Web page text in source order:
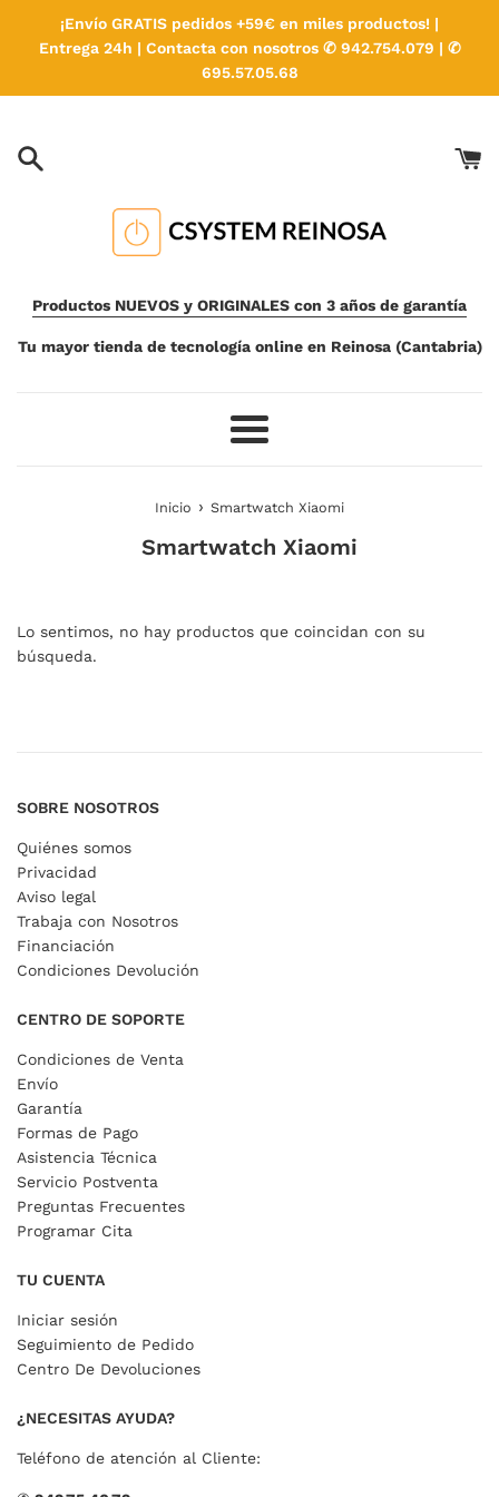
directamente
¡Envío GRATIS pedidos +59€ en miles productos! |
Entrega 24h | Contacta con nosotros ✆ 942.754.079 | ✆
695.57.05.68
Productos NUEVOS y ORIGINALES con 3 años de garantía
Tu mayor tienda de tecnología online en Reinosa (Cantabria)
Más
Inicio › Smartwatch Xiaomi
Smartwatch Xiaomi
Lo sentimos, no hay productos que coincidan con su
búsqueda.
SOBRE NOSOTROS
Quiénes somos
Privacidad
Aviso legal
Trabaja con Nosotros
Financiación
Condiciones Devolución
CENTRO DE SOPORTE
Condiciones de Venta
Envío
Garantía
Formas de Pago
Asistencia Técnica
Servicio Postventa
Preguntas Frecuentes
Programar Cita
TU CUENTA
Iniciar sesión
Seguimiento de Pedido
Centro De Devoluciones
¿NECESITAS AYUDA?
Teléfono de atención al Cliente: